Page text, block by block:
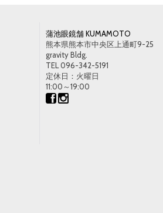
蒲池眼鏡舗 KUMAMOTO
熊本県熊本市中央区上通町9-25
gravity Bldg.
TEL 096-342-5191
定休日：火曜日
11:00～19:00